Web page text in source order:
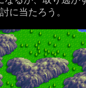
に当たろう。